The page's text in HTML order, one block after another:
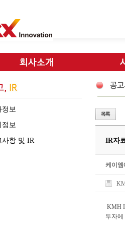
정보
정보
사항 및 IR IR자
케이엠
KMH
투자